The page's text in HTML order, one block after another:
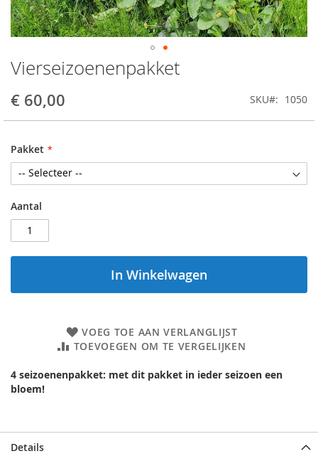
Vierseizoenenpakket
€ 60,00 SKU 1050
Pakket
Aantal
In Winkelwagen
VOEG TOE AAN VERLANGLIJST
TOEVOEGEN OM TE VERGELIJKEN
4 seizoenenpakket: met dit pakket in ieder seizoen een
bloem!
Ga
naar
het
begin
van
afbeeldingen-
gallerij
Details